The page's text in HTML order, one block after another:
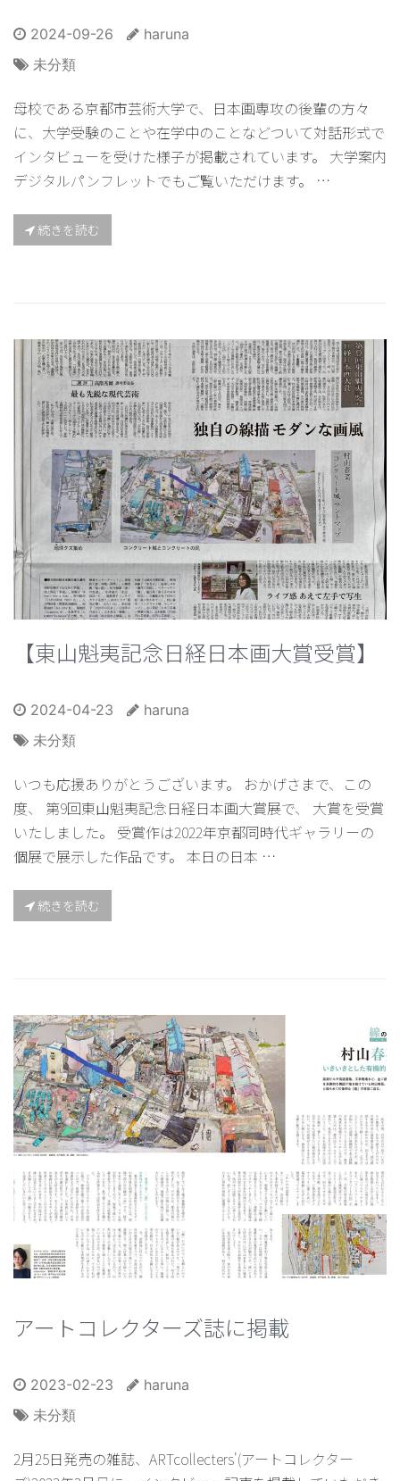
2024-09-26
haruna
未分類
母校である京都市芸術大学で、日本画専攻の後輩の方々
に、大学受験のことや在学中のことなどついて対話形式で
インタビューを受けた様子が掲載されています。 大学案内
デジタルパンフレットでもご覧いただけます。 …
続きを読む
【東山魁夷記念日経日本画大賞受賞】
2024-04-23
haruna
未分類
いつも応援ありがとうございます。 おかげさまで、この
度、 第9回東山魁夷記念日経日本画大賞展で、 大賞を受賞
いたしました。 受賞作は2022年京都同時代ギャラリーの
個展で展示した作品です。 本日の日本 …
続きを読む
アートコレクターズ誌に掲載
2023-02-23
haruna
未分類
2月25日発売の雑誌、ARTcollecters'(アートコレクター